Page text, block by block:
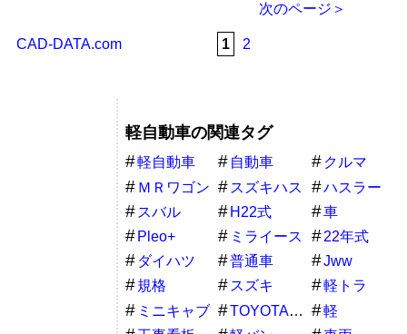
次のページ＞
CAD-DATA.com 1 2
軽自動車の関連タグ
軽自動車 自動車
クルマ
ＭＲワゴン
スズキハス
ラー
ハスラー
スバル
H22式
車
Pleo+
ミライース
22年式
ダイハツ
普通車
Jww
規格
スズキ
軽トラ
ミニキャブ
TOYOTAPixisEpoch
軽